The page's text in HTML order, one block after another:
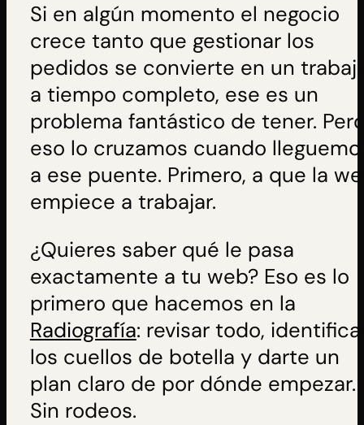
Si en algún momento el negocio
crece tanto que gestionar los
pedidos se convierte en un
a tiempo completo, ese es un
problema fantástico de tener.
eso lo cruzamos cuando
a ese puente. Primero, a que la
empiece a trabajar.
¿Quieres saber qué le pasa
exactamente a tu web? Eso es lo
primero que hacemos en la
Radiografía: revisar todo,
los cuellos de botella y darte un
plan claro de por dónde empezar.
Sin rodeos.